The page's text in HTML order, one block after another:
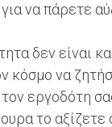
να πάρετε
δεν είναι
κόσμο να
εργοδότη
το αξίζετε